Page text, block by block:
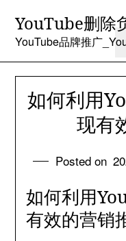
content
YouTube删除
YouTube品牌推广
如何利用
现有
Posted on
如何利用
有效的营销